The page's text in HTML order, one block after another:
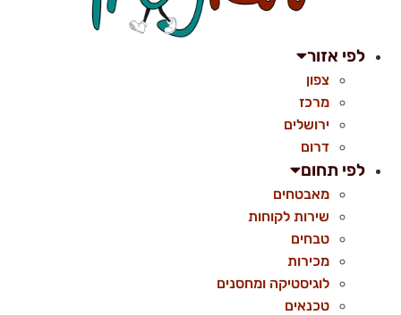
לפי אזור
צפון
מרכז
ירושלים
דרום
לפי תחום
מאבטחים
שירות לקוחות
טבחים
מכירות
לוגיסטיקה ומחסנים
טכנאים